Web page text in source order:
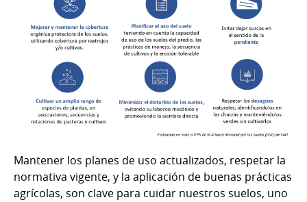
Mantener los planes de uso actualizados, respetar la
normativa vigente, y la aplicación de buenas prácticas
agrícolas, son clave para cuidar nuestros suelos, uno